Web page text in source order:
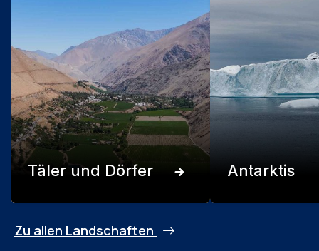
Täler und Dörfer Antarktis
Zu allen Landschaften